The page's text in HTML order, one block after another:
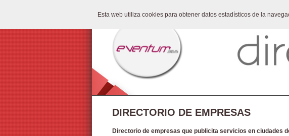
Esta web utiliza cookies para obtener datos estadísticos de la
DIRECTORIO DE EMPRESAS
Directorio de empresas que publicita servicios en ciudades